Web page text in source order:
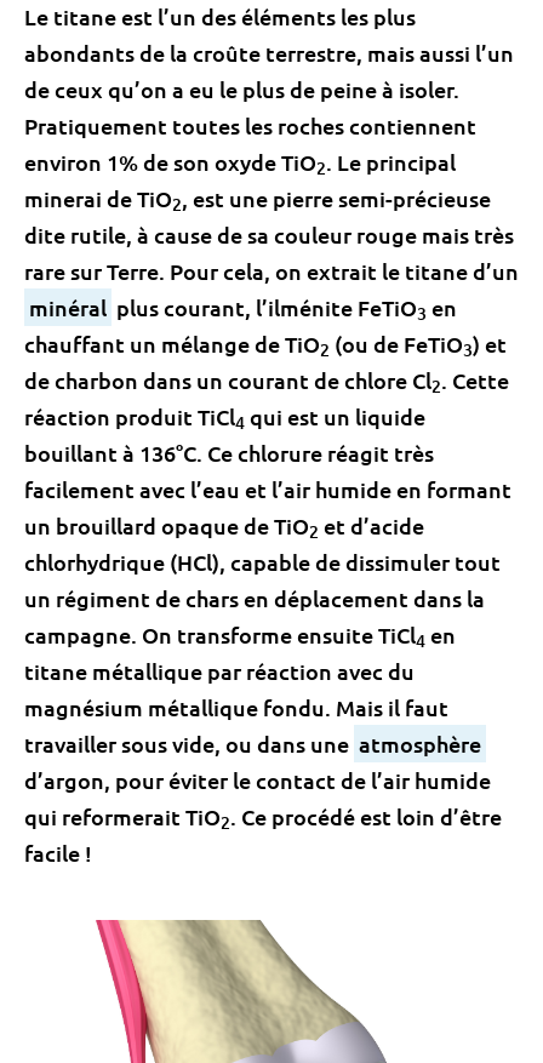
Le titane est l’un des éléments les plus
abondants de la croûte terrestre, mais aussi l’un
de ceux qu’on a eu le plus de peine à isoler.
Pratiquement toutes les roches contiennent
environ 1% de son oxyde TiO2. Le principal
minerai de TiO2, est une pierre semi-précieuse
dite rutile, à cause de sa couleur rouge mais très
rare sur Terre. Pour cela, on extrait le titane d’un
minéral plus courant, l’ilménite FeTiO3 en
chauffant un mélange de TiO2 (ou de FeTiO3) et
de charbon dans un courant de chlore Cl2. Cette
réaction produit TiCl4 qui est un liquide
bouillant à 136°C. Ce chlorure réagit très
facilement avec l’eau et l’air humide en formant
un brouillard opaque de TiO2 et d’acide
chlorhydrique (HCl), capable de dissimuler tout
un régiment de chars en déplacement dans la
campagne. On transforme ensuite TiCl4 en
titane métallique par réaction avec du
magnésium métallique fondu. Mais il faut
travailler sous vide, ou dans une atmosphère
d’argon, pour éviter le contact de l’air humide
qui reformerait TiO2. Ce procédé est loin d’être
facile !